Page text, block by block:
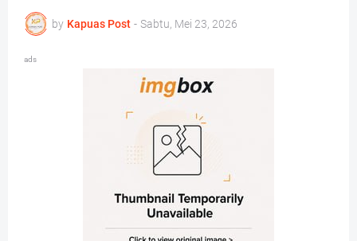
by Kapuas Post - Sabtu, Mei 23, 2026
ads